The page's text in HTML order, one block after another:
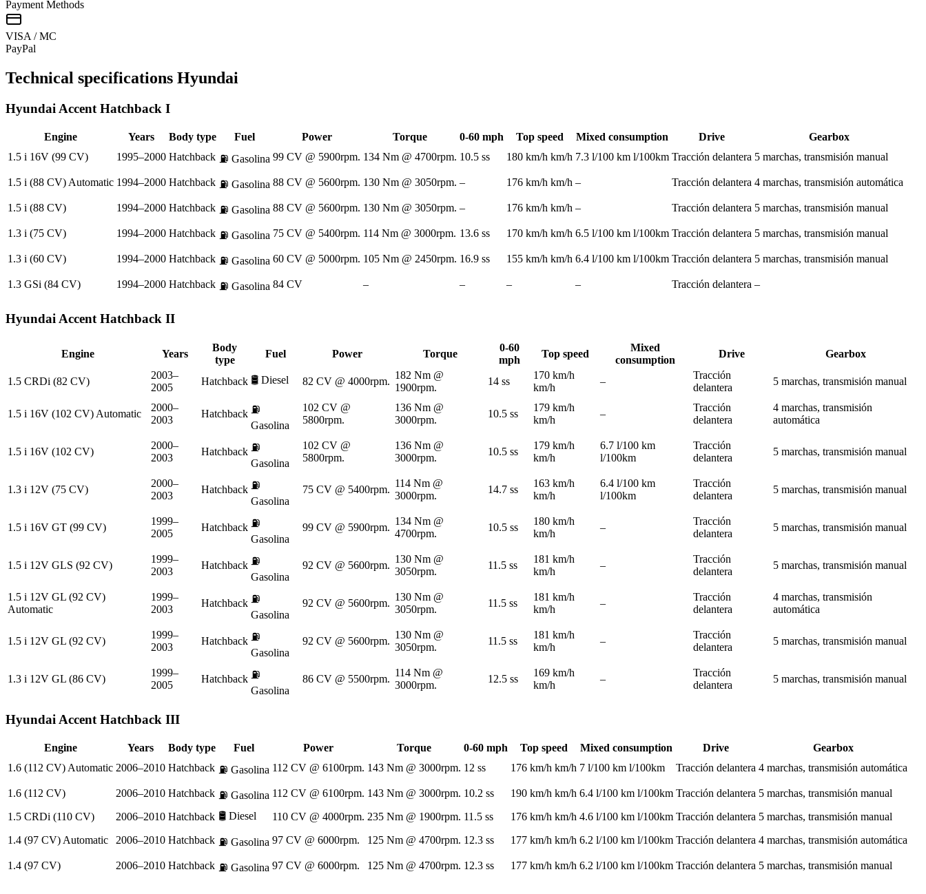
Payment Methods
VISA / MC
PayPal
Technical specifications Hyundai
Hyundai Accent Hatchback I
Engine Years Body type Fuel Power Torque 0-60 mph Top speed Mixed consumption Drive
Gearbox
1.5 i 16V (99 CV)
1995–2000 Hatchback ⛽ Gasolina 99 CV @ 5900rpm. 134 Nm @ 4700rpm. 10.5 ss 180 km/h km/h 7.3 l/100 km l/100km Tracción delantera 5 marchas, transmisión manual
1.5 i (88 CV) Automatic 1994–2000 Hatchback ⛽ Gasolina 88 CV @ 5600rpm. 130 Nm @ 3050rpm. – 176 km/h km/h – Tracción delantera 4 marchas, transmisión automática
1.5 i (88 CV) 1994–2000 Hatchback ⛽ Gasolina 88 CV @ 5600rpm. 130 Nm @ 3050rpm. – 176 km/h km/h – Tracción delantera 5 marchas, transmisión manual
1.3 i (75 CV) 1994–2000 Hatchback ⛽ Gasolina 75 CV @ 5400rpm. 114 Nm @ 3000rpm. 13.6 ss 170 km/h km/h 6.5 l/100 km l/100km Tracción delantera 5 marchas, transmisión manual
1.3 i (60 CV) 1994–2000 Hatchback ⛽ Gasolina 60 CV @ 5000rpm. 105 Nm @ 2450rpm. 16.9 ss 155 km/h km/h 6.4 l/100 km l/100km Tracción delantera 5 marchas, transmisión manual
1.3 GSi (84 CV) 1994–2000 Hatchback ⛽ Gasolina 84 CV – – – – Tracción delantera –
Hyundai Accent Hatchback II
Engine Years
Body
type
Fuel Power Torque
0-60
mph
Top speed
Mixed
consumption
Drive Gearbox
1.5 CRDi (82 CV)
2003–
2005
Hatchback 🛢️ Diesel 82 CV @ 4000rpm.
182 Nm @
1900rpm.
14 ss
170 km/h
km/h
–
Tracción
delantera
5 marchas, transmisión manual
1.5 i 16V (102 CV) Automatic
2000–
2003
Hatchback ⛽
Gasolina
102 CV @
5800rpm.
136 Nm @
3000rpm.
10.5 ss
179 km/h
km/h
–
Tracción
delantera
4 marchas, transmisión
automática
1.5 i 16V (102 CV)
2000–
2003
Hatchback ⛽
Gasolina
102 CV @
5800rpm.
136 Nm @
3000rpm.
10.5 ss
179 km/h
km/h
6.7 l/100 km
l/100km
Tracción
delantera
5 marchas, transmisión manual
1.3 i 12V (75 CV)
2000–
2003
Hatchback ⛽
Gasolina
75 CV @ 5400rpm.
114 Nm @
3000rpm.
14.7 ss
163 km/h
km/h
6.4 l/100 km
l/100km
Tracción
delantera
5 marchas, transmisión manual
1.5 i 16V GT (99 CV)
1999–
2005
Hatchback ⛽
Gasolina
99 CV @ 5900rpm.
134 Nm @
4700rpm.
10.5 ss
180 km/h
km/h
–
Tracción
delantera
5 marchas, transmisión manual
1.5 i 12V GLS (92 CV)
1999–
2003
Hatchback ⛽
Gasolina
92 CV @ 5600rpm.
130 Nm @
3050rpm.
11.5 ss
181 km/h
km/h
–
Tracción
delantera
5 marchas, transmisión manual
1.5 i 12V GL (92 CV)
Automatic
1999–
2003
Hatchback ⛽
Gasolina
92 CV @ 5600rpm.
130 Nm @
3050rpm.
11.5 ss
181 km/h
km/h
–
Tracción
delantera
4 marchas, transmisión
automática
1.5 i 12V GL (92 CV)
1999–
2003
Hatchback ⛽
Gasolina
92 CV @ 5600rpm.
130 Nm @
3050rpm.
11.5 ss
181 km/h
km/h
–
Tracción
delantera
5 marchas, transmisión manual
1.3 i 12V GL (86 CV)
1999–
2005
Hatchback ⛽
Gasolina
86 CV @ 5500rpm.
114 Nm @
3000rpm.
12.5 ss
169 km/h
km/h
–
Tracción
delantera
5 marchas, transmisión manual
Hyundai Accent Hatchback III
Engine Years Body type Fuel Power Torque 0-60 mph Top speed Mixed consumption Drive
Gearbox
1.6 (112 CV) Automatic 2006–2010 Hatchback ⛽ Gasolina 112 CV @ 6100rpm. 143 Nm @ 3000rpm. 12 ss 176 km/h km/h 7 l/100 km l/100km Tracción delantera 4 marchas, transmisión automática
1.6 (112 CV) 2006–2010 Hatchback ⛽ Gasolina 112 CV @ 6100rpm. 143 Nm @ 3000rpm. 10.2 ss 190 km/h km/h 6.4 l/100 km l/100km Tracción delantera 5 marchas, transmisión manual
1.5 CRDi (110 CV)
2006–2010 Hatchback 🛢️ Diesel 110 CV @ 4000rpm. 235 Nm @ 1900rpm. 11.5 ss 176 km/h km/h 4.6 l/100 km l/100km Tracción delantera 5 marchas, transmisión manual
1.4 (97 CV) Automatic
2006–2010 Hatchback ⛽ Gasolina 97 CV @ 6000rpm. 125 Nm @ 4700rpm. 12.3 ss 177 km/h km/h 6.2 l/100 km l/100km Tracción delantera 4 marchas, transmisión automática
1.4 (97 CV) 2006–2010 Hatchback ⛽ Gasolina 97 CV @ 6000rpm. 125 Nm @ 4700rpm. 12.3 ss 177 km/h km/h 6.2 l/100 km l/100km Tracción delantera 5 marchas, transmisión manual